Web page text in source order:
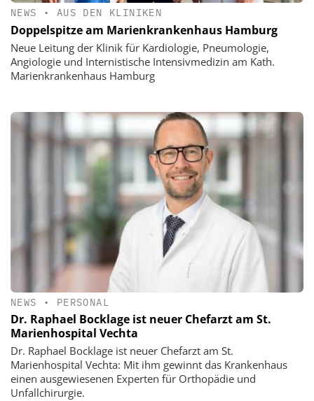
NEWS • AUS DEN KLINIKEN
Doppelspitze am Marienkrankenhaus Hamburg
Neue Leitung der Klinik für Kardiologie, Pneumologie,
Angiologie und Internistische Intensivmedizin am Kath.
Marienkrankenhaus Hamburg
NEWS • PERSONAL
Dr. Raphael Bocklage ist neuer Chefarzt am St.
Marienhospital Vechta
Dr. Raphael Bocklage ist neuer Chefarzt am St.
Marienhospital Vechta: Mit ihm gewinnt das Krankenhaus
einen ausgewiesenen Experten für Orthopädie und
Unfallchirurgie.